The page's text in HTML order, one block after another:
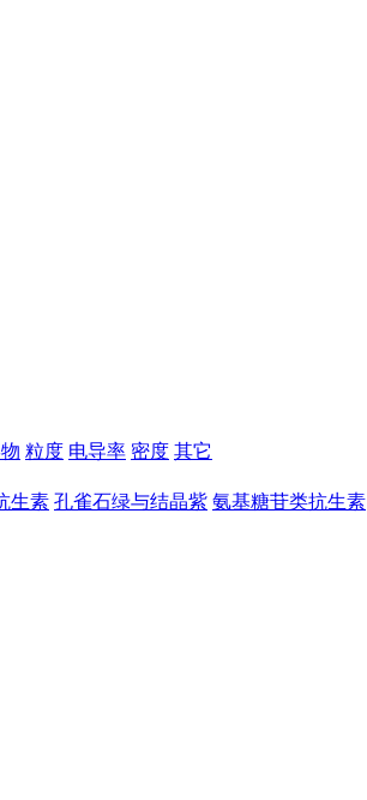
粒度 电导率 密度 其它
生素 孔雀石绿与结晶紫 氨基糖苷类抗生素